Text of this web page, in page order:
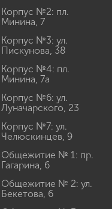
Корпус №2: пл.
Минина, 7
Корпус №3: ул.
Пискунова, 38
Корпус №4: пл.
Минина, 7а
Корпус №6: ул.
Луначарского, 23
Корпус №7: ул.
Челюскинцев, 9
Общежитие № 1: пр.
Гагарина, 6
Общежитие № 2: ул.
Бекетова, 6